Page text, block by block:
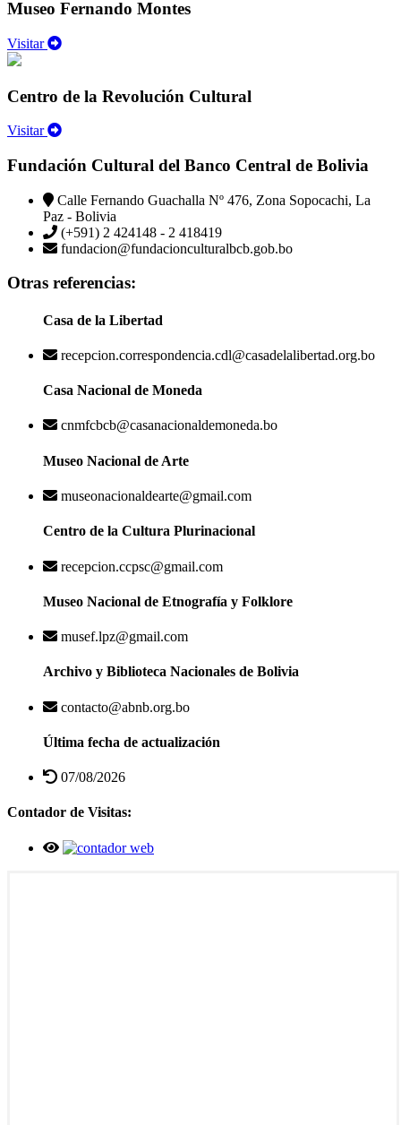
Museo Fernando Montes
Visitar
Centro de la Revolución Cultural
Visitar
Fundación Cultural del Banco Central de Bolivia
Calle Fernando Guachalla Nº 476, Zona Sopocachi, La
Paz - Bolivia
(+591) 2 424148 - 2 418419
fundacion@fundacionculturalbcb.gob.bo
Otras referencias:
Casa de la Libertad
recepcion.correspondencia.cdl@casadelalibertad.org.bo
Casa Nacional de Moneda
cnmfcbcb@casanacionaldemoneda.bo
Museo Nacional de Arte
museonacionaldearte@gmail.com
Centro de la Cultura Plurinacional
recepcion.ccpsc@gmail.com
Museo Nacional de Etnografía y Folklore
musef.lpz@gmail.com
Archivo y Biblioteca Nacionales de Bolivia
contacto@abnb.org.bo
Última fecha de actualización
07/08/2026
Contador de Visitas: